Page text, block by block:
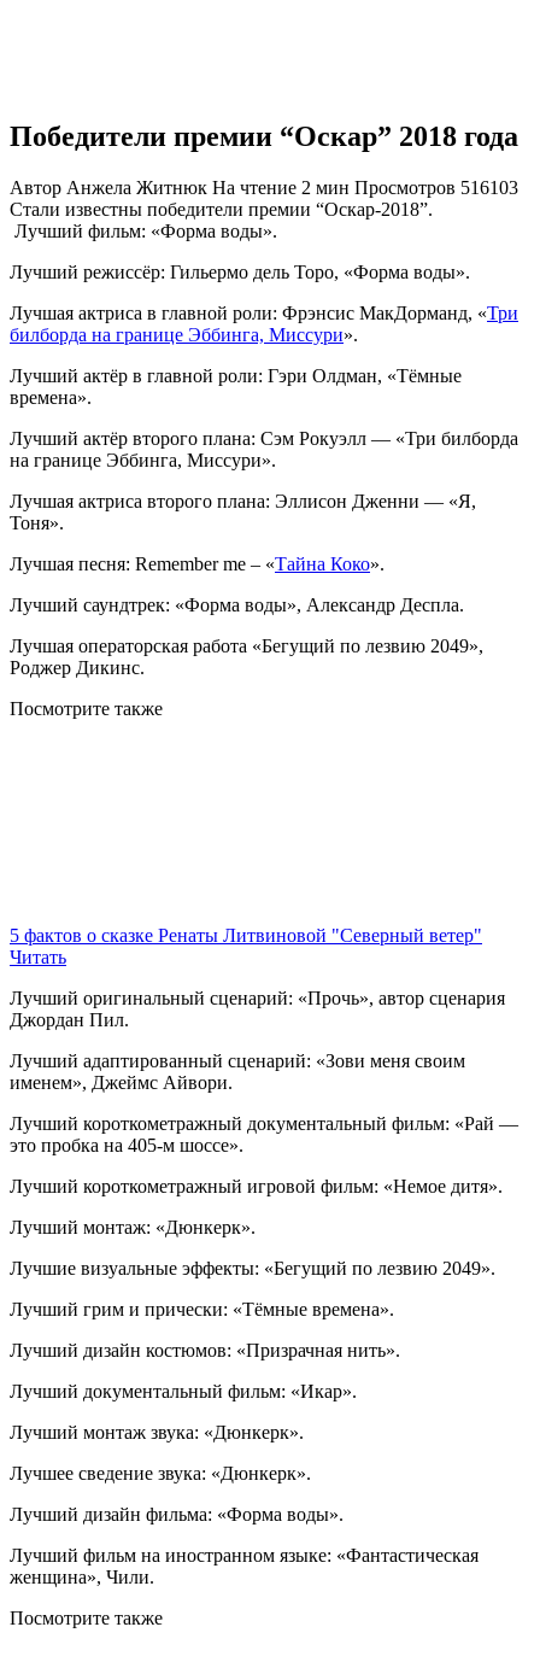
Победители премии “Оскар” 2018 года
Автор Анжела Житнюк На чтение 2 мин Просмотров 516103
Стали известны победители премии “Оскар-2018”.
Лучший фильм: «Форма воды».
Лучший режиссёр: Гильермо дель Торо, «Форма воды».
Лучшая актриса в главной роли: Фрэнсис МакДорманд, «Три
билборда на границе Эббинга, Миссури».
Лучший актёр в главной роли: Гэри Олдман, «Тёмные
времена».
Лучший актёр второго плана: Сэм Рокуэлл — «Три билборда
на границе Эббинга, Миссури».
Лучшая актриса второго плана: Эллисон Дженни — «Я,
Тоня».
Лучшая песня: Remember me – «Тайна Коко».
Лучший саундтрек: «Форма воды», Александр Деспла.
Лучшая операторская работа «Бегущий по лезвию 2049»,
Роджер Дикинс.
Посмотрите также
5 фактов о сказке Ренаты Литвиновой "Северный ветер"
Читать
Лучший оригинальный сценарий: «Прочь», автор сценария
Джордан Пил.
Лучший адаптированный сценарий: «Зови меня своим
именем», Джеймс Айвори.
Лучший короткометражный документальный фильм: «Рай —
это пробка на 405-м шоссе».
Лучший короткометражный игровой фильм: «Немое дитя».
Лучший монтаж: «Дюнкерк».
Лучшие визуальные эффекты: «Бегущий по лезвию 2049».
Лучший грим и прически: «Тёмные времена».
Лучший дизайн костюмов: «Призрачная нить».
Лучший документальный фильм: «Икар».
Лучший монтаж звука: «Дюнкерк».
Лучшее сведение звука: «Дюнкерк».
Лучший дизайн фильма: «Форма воды».
Лучший фильм на иностранном языке: «Фантастическая
женщина», Чили.
Посмотрите также